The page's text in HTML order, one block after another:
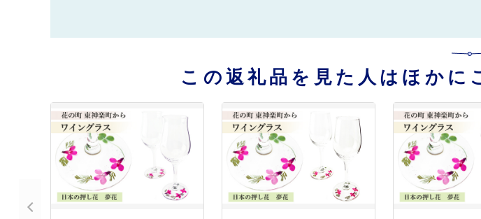
この返礼品を見た人はほかに